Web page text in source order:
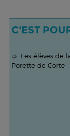
C'EST
➯ Les élèves de
Porette de Corte